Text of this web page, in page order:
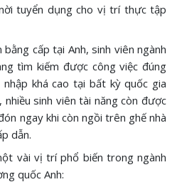
tuyển dụng cho vị trí thực tập
cấp tại Anh, sinh viên ngành
tìm kiếm được công việc đúng
khá cao tại bất kỳ quốc gia
sinh viên tài năng còn được
ngay khi còn ngồi trên ghế nhà
dẫn.
vài vị trí phổ biến trong ngành
quốc Anh: